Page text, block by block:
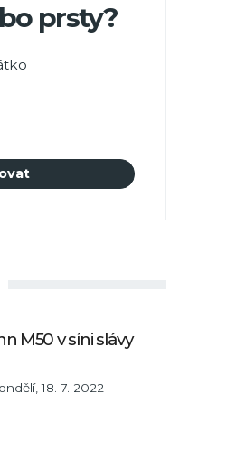
prsty?
M50 v síni slávy
18. 7. 2022